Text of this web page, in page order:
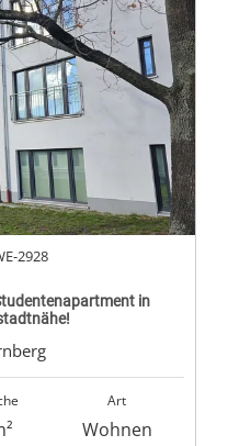
in
2928
Art
Wohnen